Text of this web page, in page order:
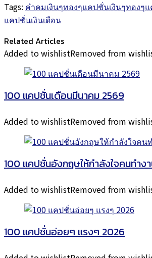
Tags: คำคมเงินๆทองๆแคปชั่นเงินๆทองๆ
แคปชั่นเงินเดือน
Related Articles
Added to wishlistRemoved from
100 แคปชั่นเดือนมีนาคม 2569
Added to wishlistRemoved from
100 แคปชั่นอังกฤษให้กำลังใจคนทำง
Added to wishlistRemoved from
100 แคปชั่นอ่อยๆ แรงๆ 2026